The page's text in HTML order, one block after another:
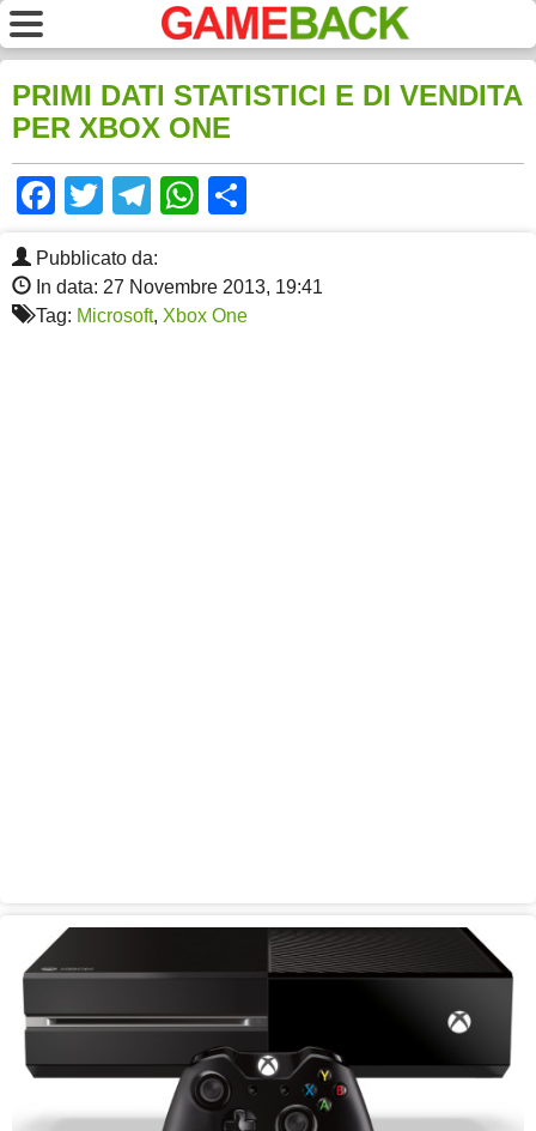
PRIMI DATI STATISTICI E DI VENDITA
PER XBOX ONE
Facebook
TwitterTelegram
WhatsApp
Pubblicato da:
In data: 27 Novembre 2013, 19:41
Tag: Microsoft, Xbox One